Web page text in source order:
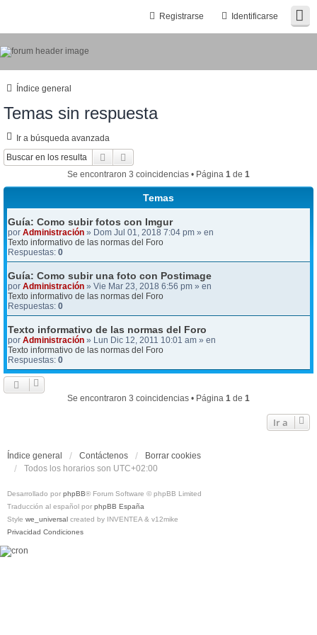
Identificarse
Registrarse
Índice general
Temas sin respuesta
Ir a búsqueda avanzada
Buscar
Se encontraron 3 coincidencias • Página 1 de 1
Temas
Guía: Como subir fotos con Imgur
por Administración » Dom Jul 01, 2018 7:04 pm » en
Texto informativo de las normas del Foro
Respuestas: 0
Guía: Como subir una foto con Postimage
por Administración » Vie Mar 23, 2018 6:56 pm » en
Texto informativo de las normas del Foro
Respuestas: 0
Texto informativo de las normas del Foro
por Administración » Lun Dic 12, 2011 10:01 am » en
Texto informativo de las normas del Foro
Respuestas: 0
Se encontraron 3 coincidencias • Página 1 de 1
Ir a
Índice general Contáctenos
Borrar cookies
Todos los horarios son UTC+02:00
Desarrollado por phpBB® Forum Software © phpBB Limited
Traducción al español por phpBB España
Style we_universal created by INVENTEA & v12mike
Privacidad Condiciones